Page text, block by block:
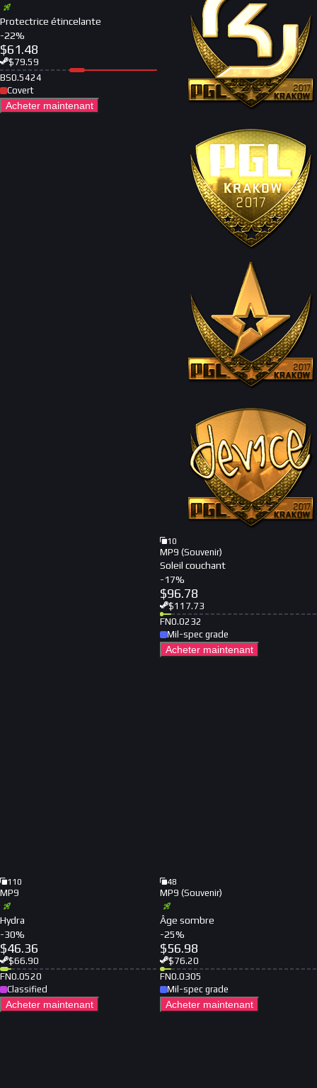
Protectrice étincelante
-22%
$61.48
$79.59
BS0.5424
Covert
Acheter maintenant
10
MP9 (Souvenir)
Soleil couchant
-17%
$96.78
$117.73
FN0.0232
Mil-spec grade
Acheter maintenant
110
MP9
Hydra
-30%
$46.36
$66.90
FN0.0520
Classified
Acheter maintenant
48
MP9 (Souvenir)
Âge sombre
-25%
$56.98
$76.20
FN0.0305
Mil-spec grade
Acheter maintenant